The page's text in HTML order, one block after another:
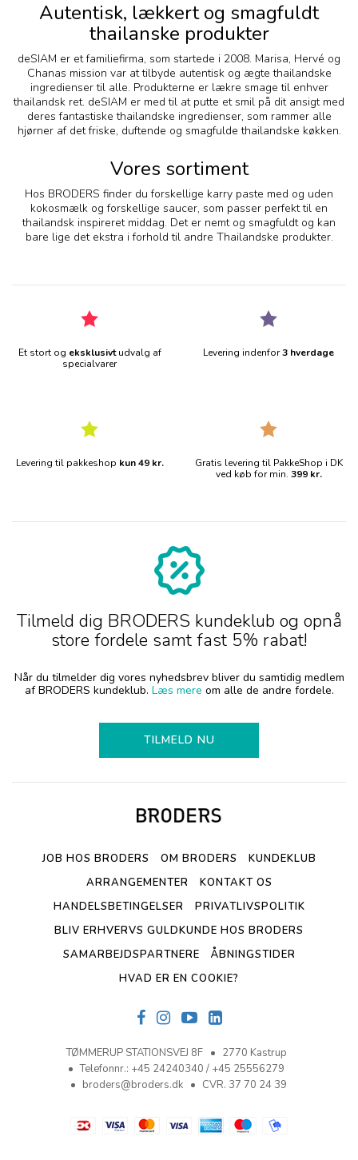
Autentisk, lækkert og smagfuldt
thailanske produkter
deSIAM er et familiefirma, som startede i 2008. Marisa, Hervé og
Chanas mission var at tilbyde autentisk og ægte thailandske
ingredienser til alle. Produkterne er lækre smage til enhver
thailandsk ret. deSIAM er med til at putte et smil på dit ansigt med
deres fantastiske thailandske ingredienser, som rammer alle
hjørner af det friske, duftende og smagfulde thailandske køkken.
Vores sortiment
Hos BRODERS finder du forskellige karry paste med og uden
kokosmælk og forskellige saucer, som passer perfekt til en
thailandsk inspireret middag. Det er nemt og smagfuldt og kan
bare lige det ekstra i forhold til andre Thailandske produkter.
Et stort og eksklusivtudvalg af
specialvarer
Levering indenfor3 hverdage
Levering til pakkeshop kun 49 kr.
Gratis levering til PakkeShop i DK
ved køb for min. 399 kr.
Tilmeld dig BRODERS kundeklub og opnå
store fordele samt fast 5% rabat!
Når du tilmelder dig vores nyhedsbrev bliver du samtidig medlem
af BRODERS kundeklub. Læs mere om alle de andre fordele.
TILMELD NU
JOB HOS BRODERS OM BRODERS
KUNDEKLUB
ARRANGEMENTER
KONTAKT OS
HANDELSBETINGELSER
PRIVATLIVSPOLITIK
BLIV ERHVERVS GULDKUNDE HOS BRODERS
SAMARBEJDSPARTNERE
ÅBNINGSTIDER
HVAD ER EN COOKIE?
TØMMERUP STATIONSVEJ 8F
2770 Kastrup
Telefonnr.: +45 24240340 / +45 25556279
broders@broders.dk
CVR. 37 70 24 39